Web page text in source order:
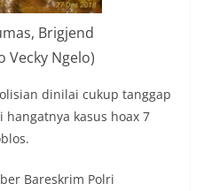
Brigjend
Vecky Ngelo)
dinilai cukup tanggap
kasus hoax 7
Bareskrim Polri